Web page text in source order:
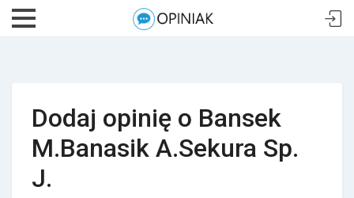
Dodaj opinię o Bansek
M.Banasik A.Sekura Sp.
J.